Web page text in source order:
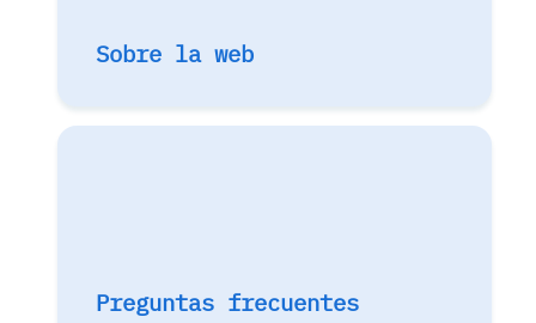
Sobre la web
Preguntas frecuentes